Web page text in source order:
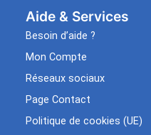
Aide & Services​
Besoin d’aide ?
Mon Compte
Réseaux sociaux
Page Contact
Politique de cookies (UE)